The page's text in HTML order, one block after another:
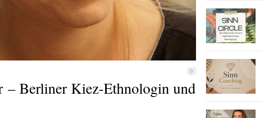
0
– Berliner Kiez-Ethnologin und